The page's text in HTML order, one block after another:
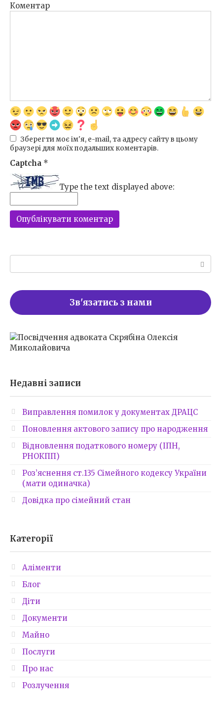
Коментар
Зберегти моє ім'я, e-mail, та адресу сайту в цьому
браузері для моїх подальших коментарів.
Captcha *
Type the text displayed above:
Зв'язатись з нами
Недавні записи
Виправлення помилок у документах ДРАЦС
Поновлення актового запису про народження
Відновлення податкового номеру (ІПН,
РНОКПП)
Роз’яснення ст.135 Сімейного кодексу України
(мати одиначка)
Довідка про сімейний стан
Категорії
Аліменти
Блог
Діти
Документи
Майно
Послуги
Про нас
Розлучення